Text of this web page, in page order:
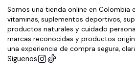
Somos una tienda online en Colombia
vitaminas, suplementos deportivos,
productos naturales y cuidado
marcas reconocidas y productos
una experiencia de compra segura,
Síguenos